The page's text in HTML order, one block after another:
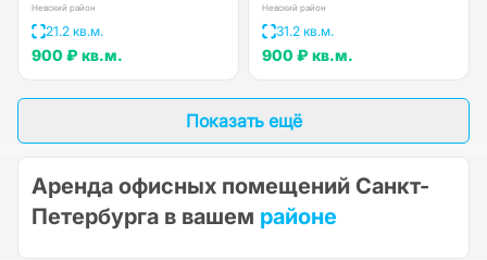
Невский район
21.2 кв.м.
900 ₽ кв.м.
Невский район
31.2 кв.м.
900 ₽ кв.м.
Показать ещё
Аренда офисных помещений Санкт-
Петербурга в вашем районе